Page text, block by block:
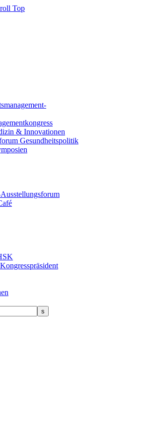
Top
& Innovationen
Gesundheitspolitik